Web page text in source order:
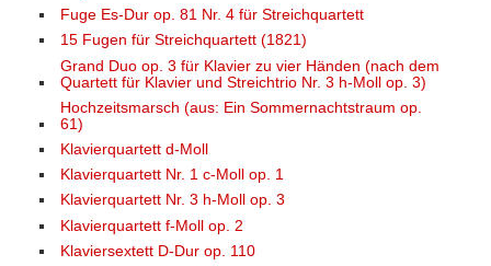
Fuge Es-Dur op. 81 Nr. 4 für Streichquartett
15 Fugen für Streichquartett (1821)
Grand Duo op. 3 für Klavier zu vier Händen (nach dem
Quartett für Klavier und Streichtrio Nr. 3 h-Moll op. 3)
Hochzeitsmarsch (aus: Ein Sommernachtstraum op.
61)
Klavierquartett d-Moll
Klavierquartett Nr. 1 c-Moll op. 1
Klavierquartett Nr. 3 h-Moll op. 3
Klavierquartett f-Moll op. 2
Klaviersextett D-Dur op. 110